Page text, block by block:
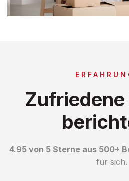
Zufriedene
4.95 von 5 Sterne aus 500+
für sich.